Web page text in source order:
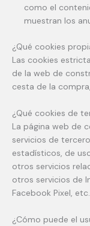
como el
muestran los
¿Qué cookies
Las cookies
de la web de
cesta de la
¿Qué cookies de
La página web de
servicios de
estadísticos, de
otros servicios
otros servicios de
Facebook Pixel,
¿Cómo puede el